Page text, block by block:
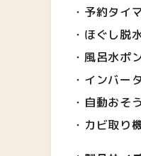
・予約タイ
・ほぐし脱
・風呂水ポ
・インバー
・自動おそ
・カビ取り